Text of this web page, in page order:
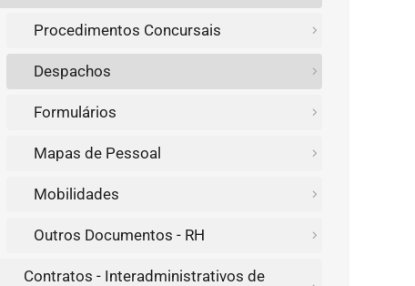
Procedimentos Concursais
Despachos
Formulários
Mapas de Pessoal
Mobilidades
Outros Documentos - RH
Contratos - Interadministrativos de